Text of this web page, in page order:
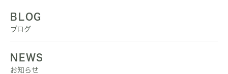
BLOG
ブログ
NEWS
お知らせ